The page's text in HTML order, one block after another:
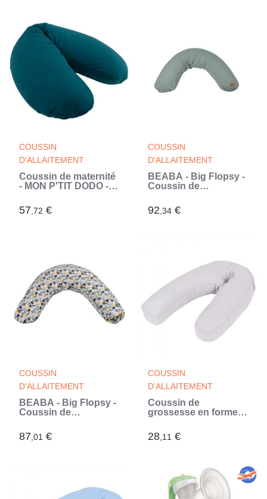
COUSSIN
D'ALLAITEMENT
Coussin de maternité
- MON P'TIT DODO -
165cm - Paon (Bleu)
57,72 €
COUSSIN
D'ALLAITEMENT
BÉABA - Big Flopsy -
Coussin de
d'allaitement - Fleur
de coton - 180 cm -
92,34 €
COUSSIN
D'ALLAITEMENT
BÉABA - Big Flopsy -
Coussin de
d'allaitement - Fleur
de coton - 180 cm -
87,01 €
COUSSIN
D'ALLAITEMENT
Coussin de
grossesse en forme
Gris (Gris)
28,11 €